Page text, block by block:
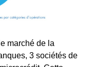
marché de la
3 sociétés de